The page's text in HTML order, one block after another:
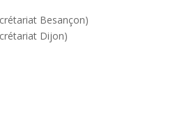
Besançon)
Dijon)